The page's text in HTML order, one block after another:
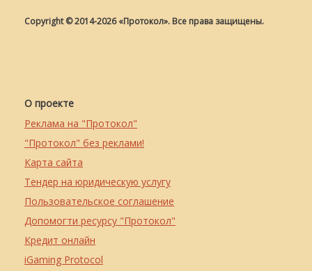
Copyright © 2014-2026 «Протокол». Все права защищены.
О проекте
Реклама на "Протокол"
"Протокол" без реклами!
Карта сайта
Тендер на юридическую услугу
Пользовательское соглашение
Допомогти ресурсу "Протокол"
Кредит онлайн
iGaming Protocol